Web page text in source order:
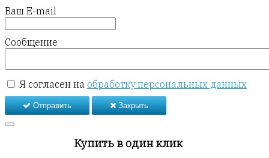
Ваш E-mail
Сообщение
Я согласен на обработку персональных данных
Отправить Закрыть
Купить в один клик